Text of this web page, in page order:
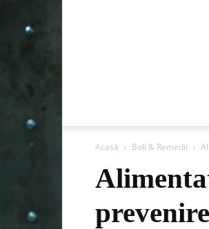
Acasă Boli & Remedii